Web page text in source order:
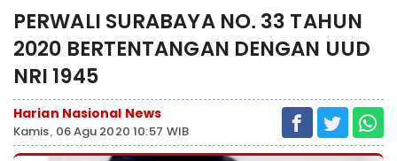
PERWALI SURABAYA NO. 33 TAHUN
2020 BERTENTANGAN DENGAN UUD
NRI 1945
Harian Nasional News
Kamis, 06 Agu 2020 10:57 WIB